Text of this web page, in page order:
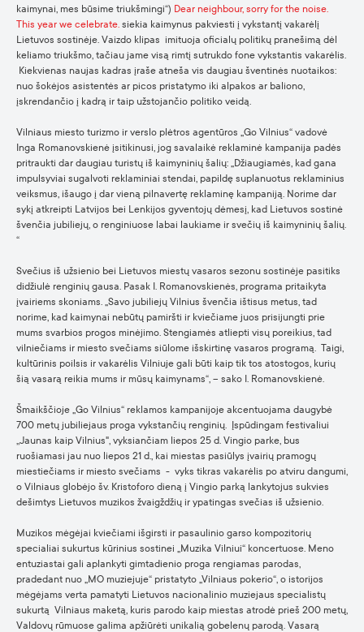
kaimynai, mes būsime triukšmingi“) Dear neighbour, sorry for the noise.
This year we celebrate. siekia kaimynus pakviesti į vykstantį vakarėlį
Lietuvos sostinėje. Vaizdo klipas imituoja oficialų politikų pranešimą dėl
keliamo triukšmo, tačiau jame visą rimtį sutrukdo fone vykstantis vakarėlis.
Kiekvienas naujas kadras įraše atneša vis daugiau šventinės nuotaikos:
nuo šokėjos asistentės ar picos pristatymo iki alpakos ar baliono,
įskrendančio į kadrą ir taip užstojančio politiko veidą.
Vilniaus miesto turizmo ir verslo plėtros agentūros „Go Vilnius“ vadovė
Inga Romanovskienė įsitikinusi, jog savalaikė reklaminė kampanija padės
pritraukti dar daugiau turistų iš kaimyninių šalių: „Džiaugiamės, kad gana
impulsyviai sugalvoti reklaminiai stendai, papildę suplanuotus reklaminius
veiksmus, išaugo į dar vieną pilnavertę reklaminę kampaniją. Norime dar
sykį atkreipti Latvijos bei Lenkijos gyventojų dėmesį, kad Lietuvos sostinė
švenčia jubiliejų, o renginiuose labai laukiame ir svečių iš kaimyninių šalių.
“
Svečius iš užsienio bei Lietuvos miestų vasaros sezonu sostinėje pasitiks
didžiulė renginių gausa. Pasak I. Romanovskienės, programa pritaikyta
įvairiems skoniams. „Savo jubiliejų Vilnius švenčia ištisus metus, tad
norime, kad kaimynai nebūtų pamiršti ir kviečiame juos prisijungti prie
mums svarbios progos minėjimo. Stengiamės atliepti visų poreikius, tad
vilniečiams ir miesto svečiams siūlome išskirtinę vasaros programą. Taigi,
kultūrinis poilsis ir vakarėlis Vilniuje gali būti kaip tik tos atostogos, kurių
šią vasarą reikia mums ir mūsų kaimynams“, – sako I. Romanovskienė.
Šmaikščioje „Go Vilnius“ reklamos kampanijoje akcentuojama daugybė
700 metų jubiliejaus proga vykstančių renginių. Įspūdingam festivaliui
,,Jaunas kaip Vilnius", vyksiančiam liepos 25 d. Vingio parke, bus
ruošiamasi jau nuo liepos 21 d., kai miestas pasiūlys įvairių pramogų
miestiečiams ir miesto svečiams - vyks tikras vakarėlis po atviru dangumi,
o Vilniaus globėjo šv. Kristoforo dieną į Vingio parką lankytojus sukvies
dešimtys Lietuvos muzikos žvaigždžių ir ypatingas svečias iš užsienio.
Muzikos mėgėjai kviečiami išgirsti ir pasaulinio garso kompozitorių
specialiai sukurtus kūrinius sostinei „Muzika Vilniui“ koncertuose. Meno
entuziastai gali aplankyti gimtadienio proga rengiamas parodas,
pradedant nuo „MO muziejuje“ pristatyto „Vilniaus pokerio“, o istorijos
mėgėjams verta pamatyti Lietuvos nacionalinio muziejaus specialistų
sukurtą Vilniaus maketą, kuris parodo kaip miestas atrodė prieš 200 metų,
Valdovų rūmuose galima apžiūrėti unikalią gobelenų parodą. Vasarą